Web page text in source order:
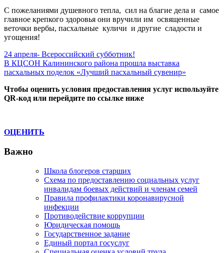
С пожеланиями душевного тепла, сил на благие дела и самое
главное крепкого здоровья они вручили им освященные
веточки вербы, пасхальные куличи и другие сладости и
угощения!
Навигация
по
записям
Previous
Post:
24 апреля- Всероссийский субботник!
Next
Post:
В КЦСОН Калининского района прошла выставка
пасхальных поделок «Лучший пасхальный сувенир»
Чтобы оценить условия предоставления услуг используйте
QR-код или перейдите по ссылке ниже
ОЦЕНИТЬ
Важно
Школа блогеров старших
Схема по предоставлению социальных услуг
инвалидам боевых действий и членам семей
Правила профилактики коронавирусной
инфекции
Противодействие коррупции
Юридическая помощь
Государственное задание
Единый портал госуслуг